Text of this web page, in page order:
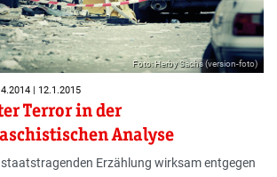
Foto: Herby Sachs (version-foto)
| 12.1.2015
Terror in der
Analyse
staatstragenden Erzählung wirksam entgegen